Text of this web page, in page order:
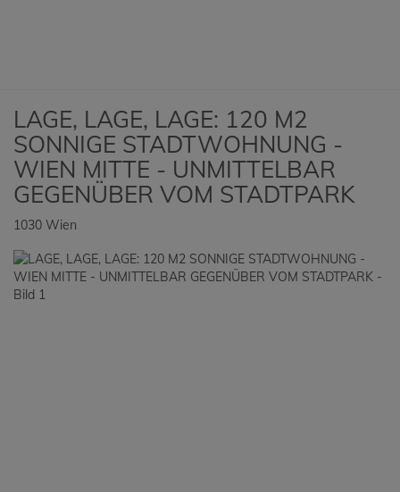
LAGE, LAGE, LAGE: 120 M2
SONNIGE STADTWOHNUNG -
WIEN MITTE - UNMITTELBAR
GEGENÜBER VOM STADTPARK
1030 Wien